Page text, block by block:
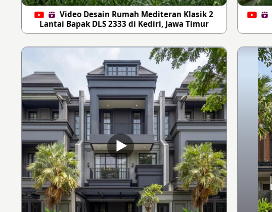
Video Desain Rumah Mediteran Klasik 2
Lantai Bapak DLS 2333 di Kediri, Jawa Timur